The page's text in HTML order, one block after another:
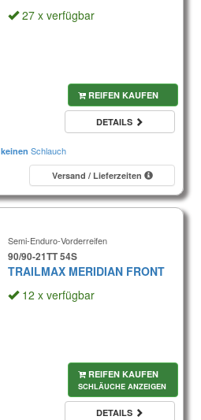
27 x verfügbar
REIFEN KAUFEN
DETAILS
keinen Schlauch
Versand / Lieferzeiten
Semi-Enduro-Vorderreifen
90/90-21TT 54S
TRAILMAX MERIDIAN FRONT
12 x verfügbar
REIFEN KAUFEN
SCHLÄUCHE ANZEIGEN
DETAILS